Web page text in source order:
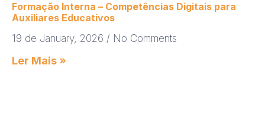
Formação Interna – Competências Digitais para
Auxiliares Educativos
19 de January, 2026
No Comments
Ler Mais »